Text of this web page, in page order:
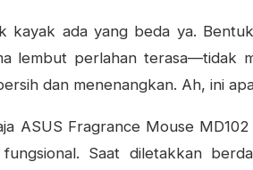
kayak ada yang beda ya.
lembut perlahan terasa—tidak
dan menenangkan. Ah, ini
ASUS Fragrance Mouse
Saat diletakkan